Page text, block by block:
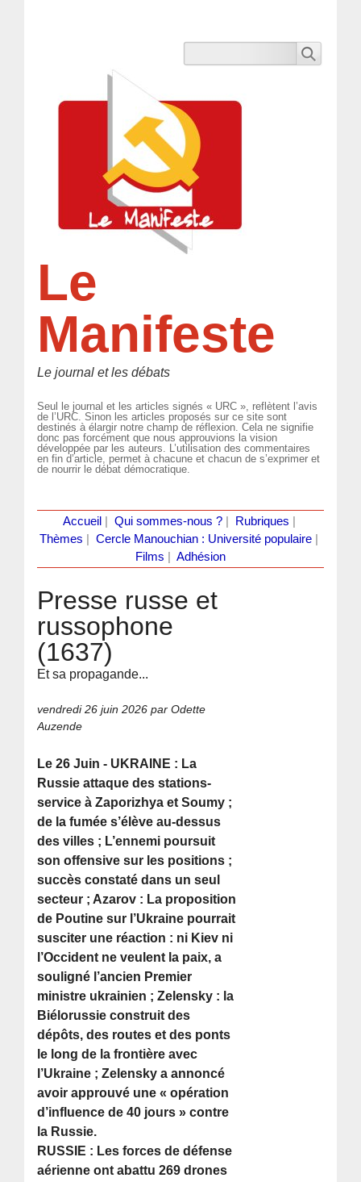
Le
Manifeste
Le journal et les débats
Seul le journal et les articles signés « URC », reflètent l’avis
de l’URC. Sinon les articles proposés sur ce site sont
destinés à élargir notre champ de réflexion. Cela ne signifie
donc pas forcément que nous approuvions la vision
développée par les auteurs. L’utilisation des commentaires
en fin d’article, permet à chacune et chacun de s’exprimer et
de nourrir le débat démocratique.
Accueil Qui sommes-nous ?| Rubriques
Thèmes
Cercle Manouchian : Université populaire
Films
Adhésion
Presse russe et
russophone
(1637)
Et sa propagande...
vendredi 26 juin 2026 par Odette
Auzende
Le 26 Juin - UKRAINE : La
Russie attaque des stations-
service à Zaporizhya et Soumy ;
de la fumée s’élève au-dessus
des villes ; L’ennemi poursuit
son offensive sur les positions ;
succès constaté dans un seul
secteur ; Azarov : La proposition
de Poutine sur l’Ukraine pourrait
susciter une réaction : ni Kiev ni
l’Occident ne veulent la paix, a
souligné l’ancien Premier
ministre ukrainien ; Zelensky : la
Biélorussie construit des
dépôts, des routes et des ponts
le long de la frontière avec
l’Ukraine ; Zelensky a annoncé
avoir approuvé une « opération
d’influence de 40 jours » contre
la Russie.
RUSSIE : Les forces de défense
aérienne ont abattu 269 drones